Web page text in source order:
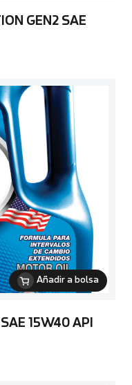
GEN2 SAE
Añadir a bolsa
15W40 API